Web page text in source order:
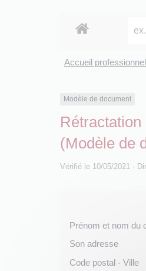
Accueil
Modèle de document
(Modèle de
Vérifié le 10/05/2021 -
Prénom et nom du
Son adresse
Code postal - Ville